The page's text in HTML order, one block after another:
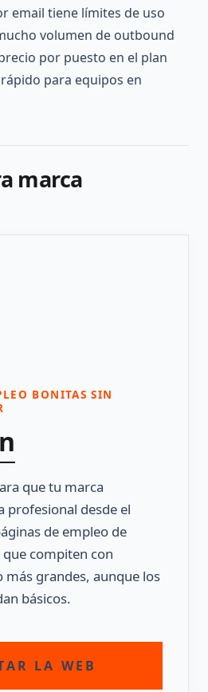
email tiene límites de uso
volumen de outbound
por puesto en el plan
para equipos en
marca
BONITAS SIN
que tu marca
profesional desde el
de empleo de
compiten con
más grandes, aunque los
básicos.
LA WEB